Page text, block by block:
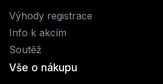
Výhody registrace
Info k akcím
Soutěž
Vše o nákupu